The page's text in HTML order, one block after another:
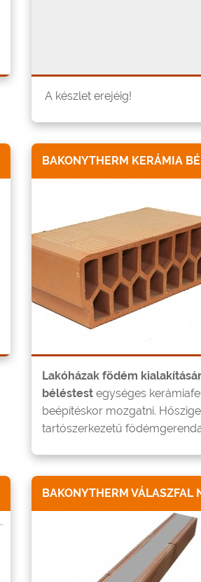
A készlet erejéig!
BAKONYTHERM KERÁMIA
Lakóházak födém
béléstest egységes
beépítéskor mozgatni.
tartószerkezetű
BAKONYTHERM VÁLASZFAL